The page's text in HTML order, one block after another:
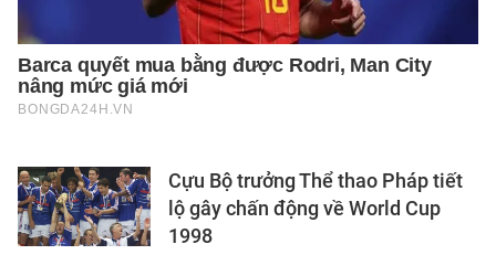
Cựu Bộ trưởng Thể thao Pháp tiết
lộ gây chấn động về World Cup
1998